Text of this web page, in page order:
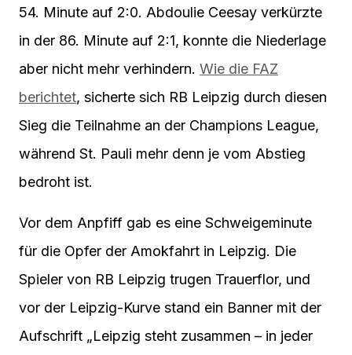
54. Minute auf 2:0. Abdoulie Ceesay verkürzte
in der 86. Minute auf 2:1, konnte die Niederlage
aber nicht mehr verhindern. Wie die FAZ
berichtet, sicherte sich RB Leipzig durch diesen
Sieg die Teilnahme an der Champions League,
während St. Pauli mehr denn je vom Abstieg
bedroht ist.
Vor dem Anpfiff gab es eine Schweigeminute
für die Opfer der Amokfahrt in Leipzig. Die
Spieler von RB Leipzig trugen Trauerflor, und
vor der Leipzig-Kurve stand ein Banner mit der
Aufschrift „Leipzig steht zusammen – in jeder